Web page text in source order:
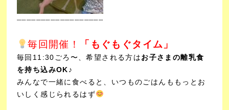
┈┈┈┈┈┈┈┈┈┈┈┈┈┈┈┈┈┈
毎回開催！ 「もぐもぐタイム」
毎回11:30ごろ〜、希望される方はお子さまの離乳食
を持ち込みOK♪
みんなで一緒に食べると、いつものごはんももっとお
いしく感じられるはず